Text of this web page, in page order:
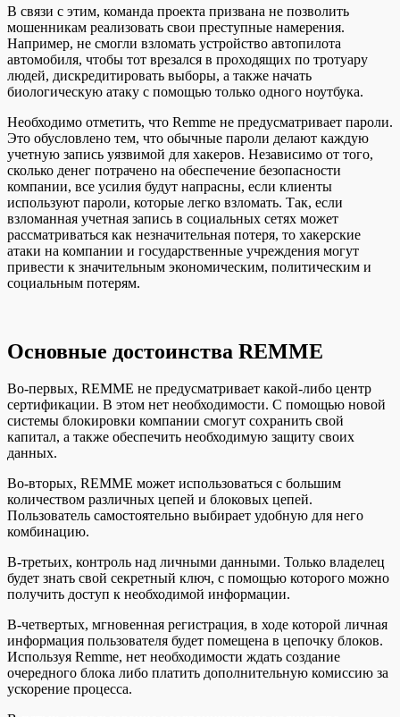
В связи с этим, команда проекта призвана не позволить
мошенникам реализовать свои преступные намерения.
Например, не смогли взломать устройство автопилота
автомобиля, чтобы тот врезался в проходящих по тротуару
людей, дискредитировать выборы, а также начать
биологическую атаку с помощью только одного ноутбука.
Необходимо отметить, что Remme не предусматривает пароли.
Это обусловлено тем, что обычные пароли делают каждую
учетную запись уязвимой для хакеров. Независимо от того,
сколько денег потрачено на обеспечение безопасности
компании, все усилия будут напрасны, если клиенты
используют пароли, которые легко взломать. Так, если
взломанная учетная запись в социальных сетях может
рассматриваться как незначительная потеря, то хакерские
атаки на компании и государственные учреждения могут
привести к значительным экономическим, политическим и
социальным потерям.
Основные достоинства REMME
Во-первых, REMME не предусматривает какой-либо центр
сертификации. В этом нет необходимости. С помощью новой
системы блокировки компании смогут сохранить свой
капитал, а также обеспечить необходимую защиту своих
данных.
Во-вторых, REMME может использоваться с большим
количеством различных цепей и блоковых цепей.
Пользователь самостоятельно выбирает удобную для него
комбинацию.
В-третьих, контроль над личными данными. Только владелец
будет знать свой секретный ключ, с помощью которого можно
получить доступ к необходимой информации.
В-четвертых, мгновенная регистрация, в ходе которой личная
информация пользователя будет помещена в цепочку блоков.
Используя Remme, нет необходимости ждать создание
очередного блока либо платить дополнительную комиссию за
ускорение процесса.